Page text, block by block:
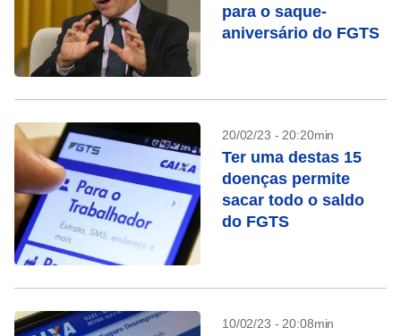
para o saque-
aniversário do FGTS
20/02/23 - 20:20min
Ter uma destas 15
doenças permite
sacar todo o saldo
do FGTS
10/02/23 - 20:08min